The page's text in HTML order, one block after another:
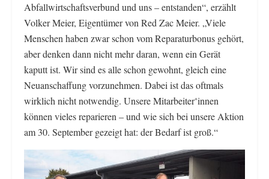
Abfallwirtschaftsverbund und uns – entstanden“, erzählt
Volker Meier, Eigentümer von Red Zac Meier. „Viele
Menschen haben zwar schon vom Reparaturbonus gehört,
aber denken dann nicht mehr daran, wenn ein Gerät
kaputt ist. Wir sind es alle schon gewohnt, gleich eine
Neuanschaffung vorzunehmen. Dabei ist das oftmals
wirklich nicht notwendig. Unsere Mitarbeiter*innen
können vieles reparieren – und wie sich bei unsere Aktion
am 30. September gezeigt hat: der Bedarf ist groß.“